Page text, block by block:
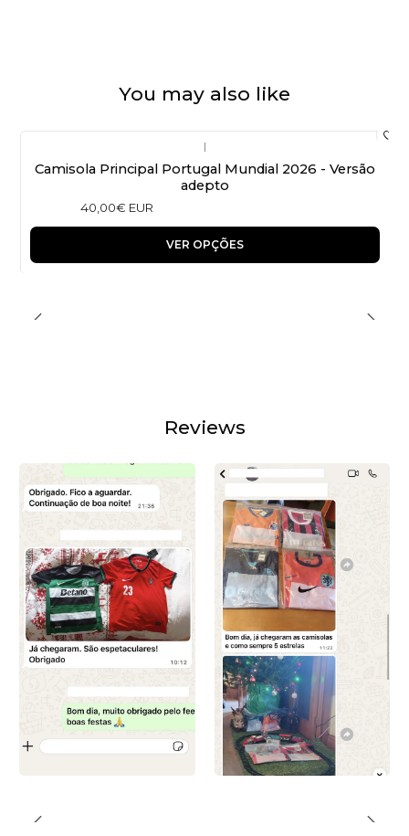
You may also like
|
Camisola Principal Portugal Mundial 2026 - Versão
adepto
40,00€ EUR
VER OPÇÕES
Reviews